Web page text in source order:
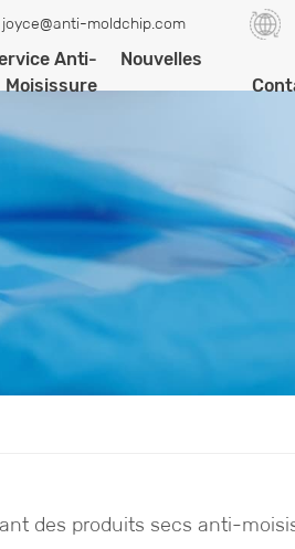
joyce@anti-moldchip.com
Anti-
Moisissure
Nouvelles
des produits secs anti-